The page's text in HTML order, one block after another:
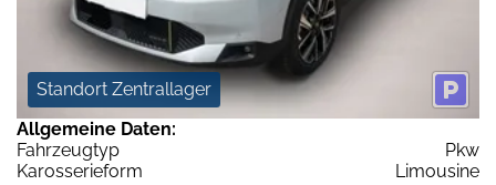
Standort Zentrallager
Allgemeine Daten:
Fahrzeugtyp
Pkw
Karosserieform
Limousine